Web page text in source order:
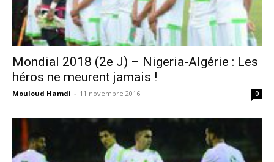
Mondial 2018 (2e J) – Nigeria-Algérie : Les
héros ne meurent jamais !
Mouloud Hamdi - 11 novembre 2016 0